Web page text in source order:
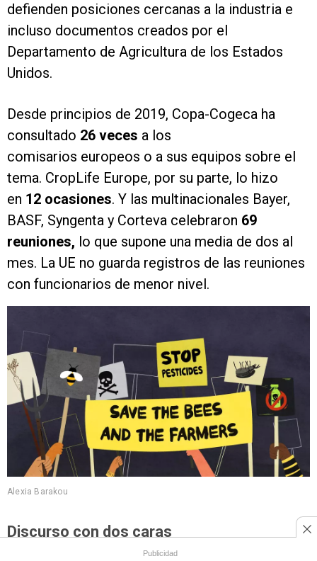
defienden posiciones cercanas a la industria e
incluso documentos creados por el
Departamento de Agricultura de los Estados
Unidos.
Desde principios de 2019, Copa-Cogeca ha
consultado 26 veces a los
comisarios europeos o a sus equipos sobre el
tema. CropLife Europe, por su parte, lo hizo
en 12 ocasiones. Y las multinacionales Bayer,
BASF, Syngenta y Corteva celebraron 69
reuniones, lo que supone una media de dos al
mes. La UE no guarda registros de las reuniones
con funcionarios de menor nivel.
Alexia Barakou
Discurso con dos caras
Publicidad